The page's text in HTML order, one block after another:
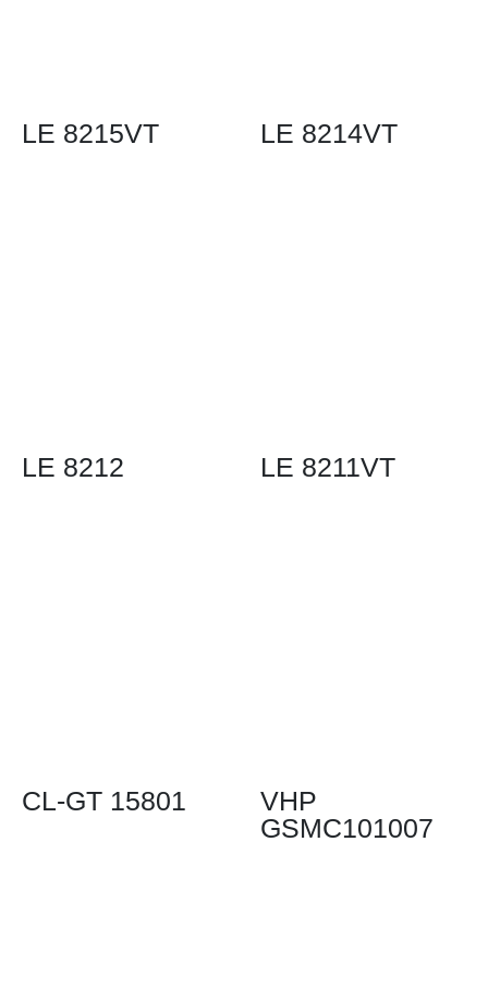
LE 8215VT LE 8214VT
LE 8212 LE 8211VT
CL-GT 15801
VHP
GSMC101007